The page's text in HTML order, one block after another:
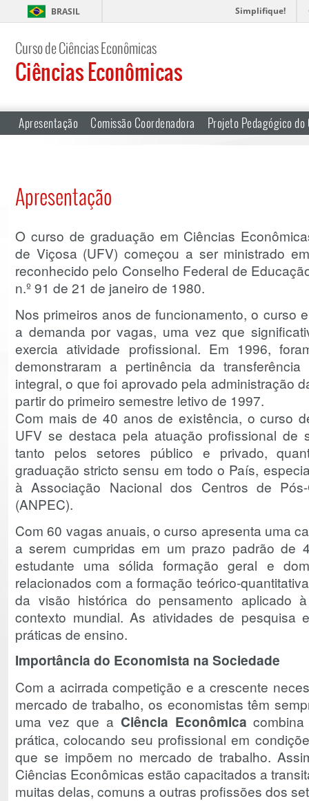
BRASIL Simplifique!
Curso de Ciências Econômicas
Ciências Econômicas
Apresentação Comissão Coordenadora Projeto Pedagógico do
Apresentação
O curso de graduação em Ciências
de Viçosa (UFV) começou a ser ministrado
reconhecido pelo Conselho Federal de
n.º 91 de 21 de janeiro de 1980.
Nos primeiros anos de funcionamento, o curso
a demanda por vagas, uma vez que
exercia atividade profissional. Em 1996,
demonstraram a pertinência da
integral, o que foi aprovado pela administração
partir do primeiro semestre letivo de 1997.
Com mais de 40 anos de existência, o curso
UFV se destaca pela atuação profissional de
tanto pelos setores público e privado,
graduação stricto sensu em todo o País,
à Associação Nacional dos Centros de
(ANPEC).
Com 60 vagas anuais, o curso apresenta uma
a serem cumpridas em um prazo padrão de
estudante uma sólida formação geral e
relacionados com a formação teórico-
da visão histórica do pensamento aplicado
contexto mundial. As atividades de pesquisa
práticas de ensino.
Importância do Economista na Sociedade
Com a acirrada competição e a crescente
mercado de trabalho, os economistas têm
uma vez que a Ciência Econômica
prática, colocando seu profissional em
que se impõem no mercado de trabalho.
Ciências Econômicas estão capacitados a
muitas delas, comuns a outras profissões dos